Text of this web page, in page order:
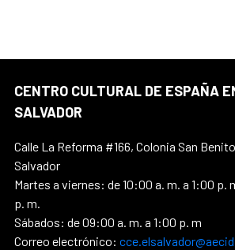
CENTRO CULTURAL DE ESPAÑA
SALVADOR
Calle La Reforma #166, Colonia San
Salvador
Martes a viernes: de 10:00 a. m. a 1:00 p.
p. m.
Sábados: de 09:00 a. m. a 1:00 p. m
Correo electrónico: